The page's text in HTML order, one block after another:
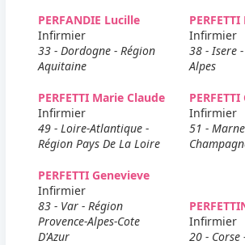
PERFANDIE Lucille
Infirmier
33 - Dordogne - Région
Aquitaine
Infirmier
38 - Isere
Alpes
PERFETTI Marie Claude
Infirmier
49 - Loire-Atlantique -
Région Pays De La Loire
Infirmier
51 -
PERFETTI Genevieve
Infirmier
83 - Var - Région
Provence-Alpes-Cote
D'Azur
Infirmier
20 - Corse